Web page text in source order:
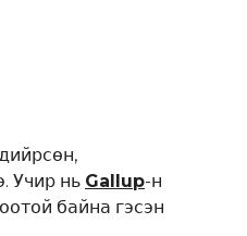
Учир нь Gallup-н
байна гэсэн